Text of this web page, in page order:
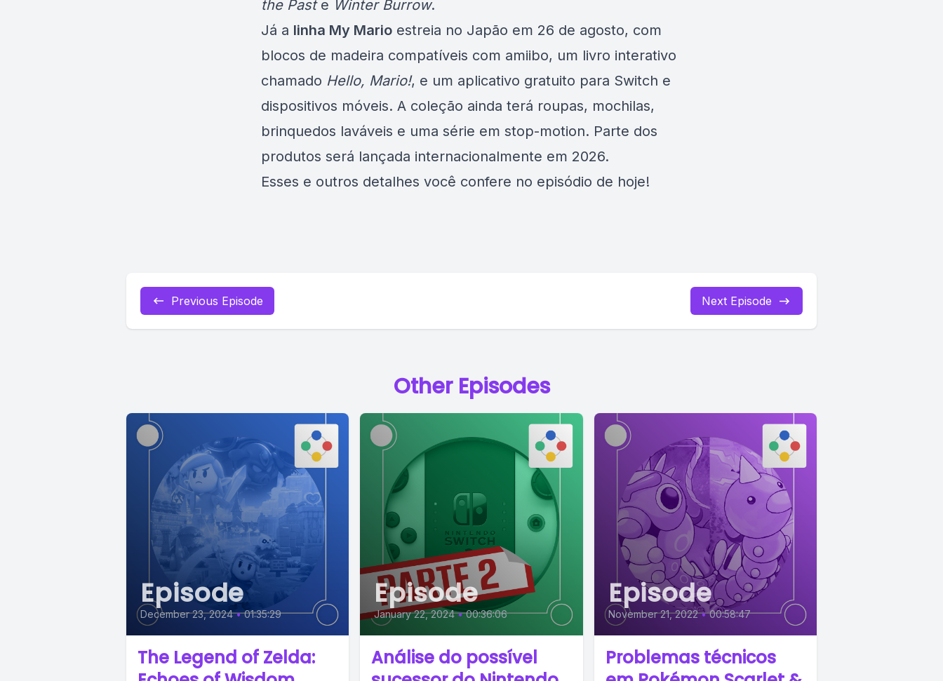
the Paste Winter Burrow.
Já a linha My Mario estreia no Japão em 26 de agosto, com
blocos de madeira compatíveis com amiibo, um livro interativo
chamado Hello, Mario!, e um aplicativo gratuito para Switch e
dispositivos móveis. A coleção ainda terá roupas, mochilas,
brinquedos laváveis e uma série em stop-motion. Parte dos
produtos será lançada internacionalmente em 2026.
Esses e outros detalhes você confere no episódio de hoje!
Previous Episode Next Episode
Other Episodes
Episode
December 23, 2024 • 01:35:29
The Legend of Zelda:
Episode
January 22, 2024 • 00:36:06
Análise do possível
Episode
November 21, 2022 • 00:58:47
Problemas técnicos